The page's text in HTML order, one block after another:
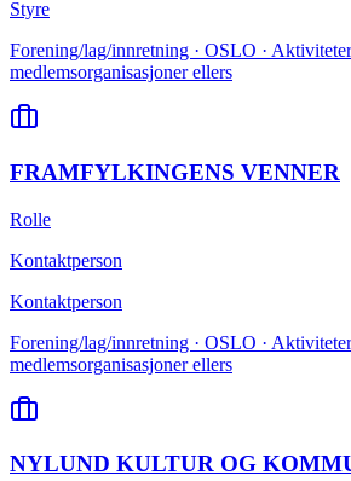
Styre
Forening/lag/innretning · OSLO ·
medlemsorganisasjoner ellers
FRAMFYLKINGENS VENNER
Rolle
Kontaktperson
Kontaktperson
Forening/lag/innretning · OSLO ·
medlemsorganisasjoner ellers
NYLUND KULTUR OG